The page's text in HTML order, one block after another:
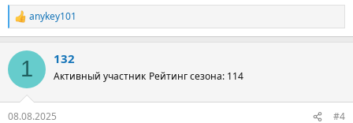
Р
е
к
и
anykey101
1 132
Активный участник Рейтинг сезона: 114
08.08.2025 #4